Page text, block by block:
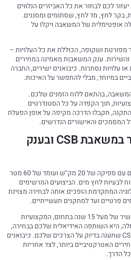
לכם לבחור את כל האביזרים הנלווים
בקר לחץ, מד לחץ, שסתומים ומסננים.
אופטימלית של המשאבה ויקלו על
ושקופה, הכוללת את כל העלויות –
ענק המשאבות מאמינה במחירים
עלויות נסתרות. כיבואנים ישירים, החברה
במיוחד, מבלי להתפשר על האיכות.
בהתאם ללוח הזמנים שלכם.
תוך הקפדה על כל הסטנדרטים
תקבלו הדרכה מקיפה על אופן הפעלת
המסמכים והאישורים הנדרשים.
סיכום: למה לבחור במשאבת CSB ובענק
משאבת CSB להגברת לחץ מים עם ספיקה של 20 מק"ש ועומד של 60 מטר
לבעיות לחץ מים. הביצועים המרשימים
המתקדמת הופכים אותה לבחירה מצוינת
פרטיים ועד למתקנים תעשייתיים.
ענק המשאבות, עם הניסיון העשיר של מעל 15 שנה בתחום, המקצועיות
היא השותפה האידיאלית שלכם בבחירה,
רכישה והתקנה של משאבת CSB שתענה בדיוק על הצרכים שלכם. כיבואנים
האטרקטיביים ביותר, לצד אחריות
הדרך.